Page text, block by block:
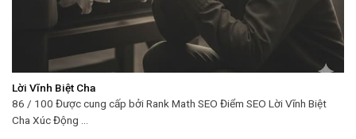
Lời Vĩnh Biệt Cha
86 / 100 Được cung cấp bởi Rank Math SEO Điểm SEO Lời Vĩnh Biệt
Cha Xúc Động ...